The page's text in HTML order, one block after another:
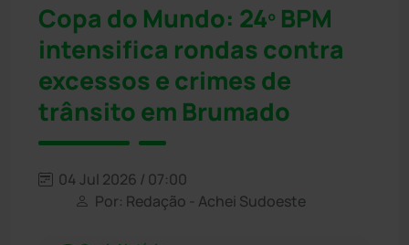
Copa do Mundo: 24º BPM
intensifica rondas contra
excessos e crimes de
trânsito em Brumado
04 Jul 2026 / 07:00
Por: Redação - Achei Sudoeste